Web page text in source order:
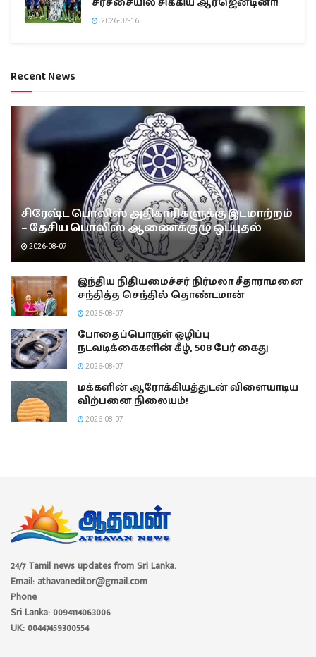
2026-07-16
Recent News
சிரேஷ்ட பொலிஸ் அதிகாரிகளுக்கு இடமாற்றம்
– தேசிய பொலிஸ் ஆணைக்குழு ஒப்புதல்
2026-08-07
இந்திய நிதியமைச்சர் நிர்மலா சீதாராமனை
சந்தித்த செந்தில் தொண்டமான்
2026-08-07
போதைப்பொருள் ஒழிப்பு
நடவடிக்கைகளின் கீழ், 508 பேர் கைது
2026-08-07
மக்களின் ஆரோக்கியத்துடன் விளையாடிய
விற்பனை நிலையம்!
2026-08-07
24/7 Tamil news updates from Sri Lanka.
Email: athavaneditor@gmail.com
Phone
Sri Lanka: 0094114063006
UK: 00447459300554